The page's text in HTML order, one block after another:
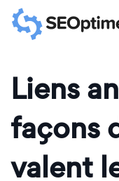
Liens
façons
valent